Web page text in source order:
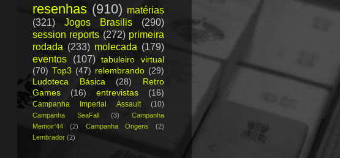
resenhas (910) matérias
(321)
Jogos Brasilis
(290)
session reports (272) primeira
rodada (233) molecada (179)
eventos
(107)
tabuleiro virtual
(70) Top3 (47) relembrando (29)
Ludoteca Básica
(28)
Retro
Games
(16) entrevistas (16)
Campanha Imperial Assault (10)
Campanha SeaFall (3)
Campanha
Memoir'44
(2) Campanha Origens
(2)
Lembrador (2)